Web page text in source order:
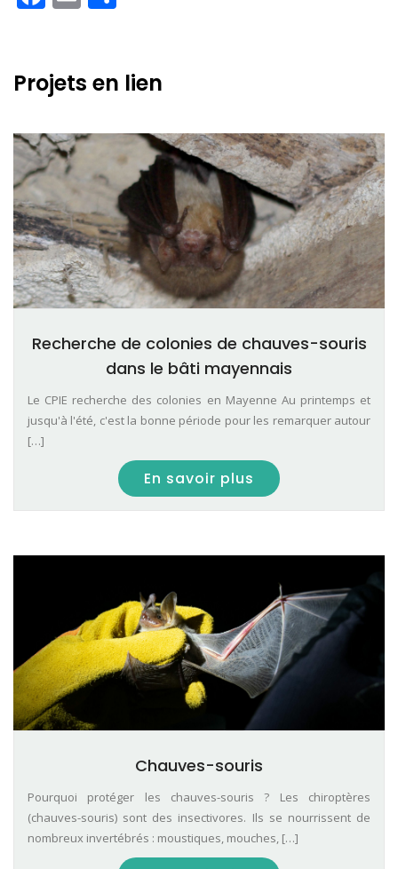
Projets en lien
Recherche de colonies de chauves-souris
dans le bâti mayennais
Le CPIE recherche des colonies en Mayenne Au printemps et
jusqu'à l'été, c'est la bonne période pour les remarquer autour
[…]
En savoir plus
Chauves-souris
Pourquoi protéger les chauves-souris ? Les chiroptères
(chauves-souris) sont des insectivores. Ils se nourrissent de
nombreux invertébrés : moustiques, mouches, […]